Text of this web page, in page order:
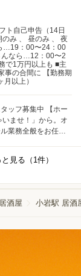
ト自己申告（14日
み 、 昼のみ 、 夜
…19：00〜24：00
んなら…12：00〜2
で1万円以上も ■主
事の合間に 【勤務期
以上）
募集中 【ホー
業務全般をお任せ
見る（ 1件）
酒屋 小岩駅 居酒